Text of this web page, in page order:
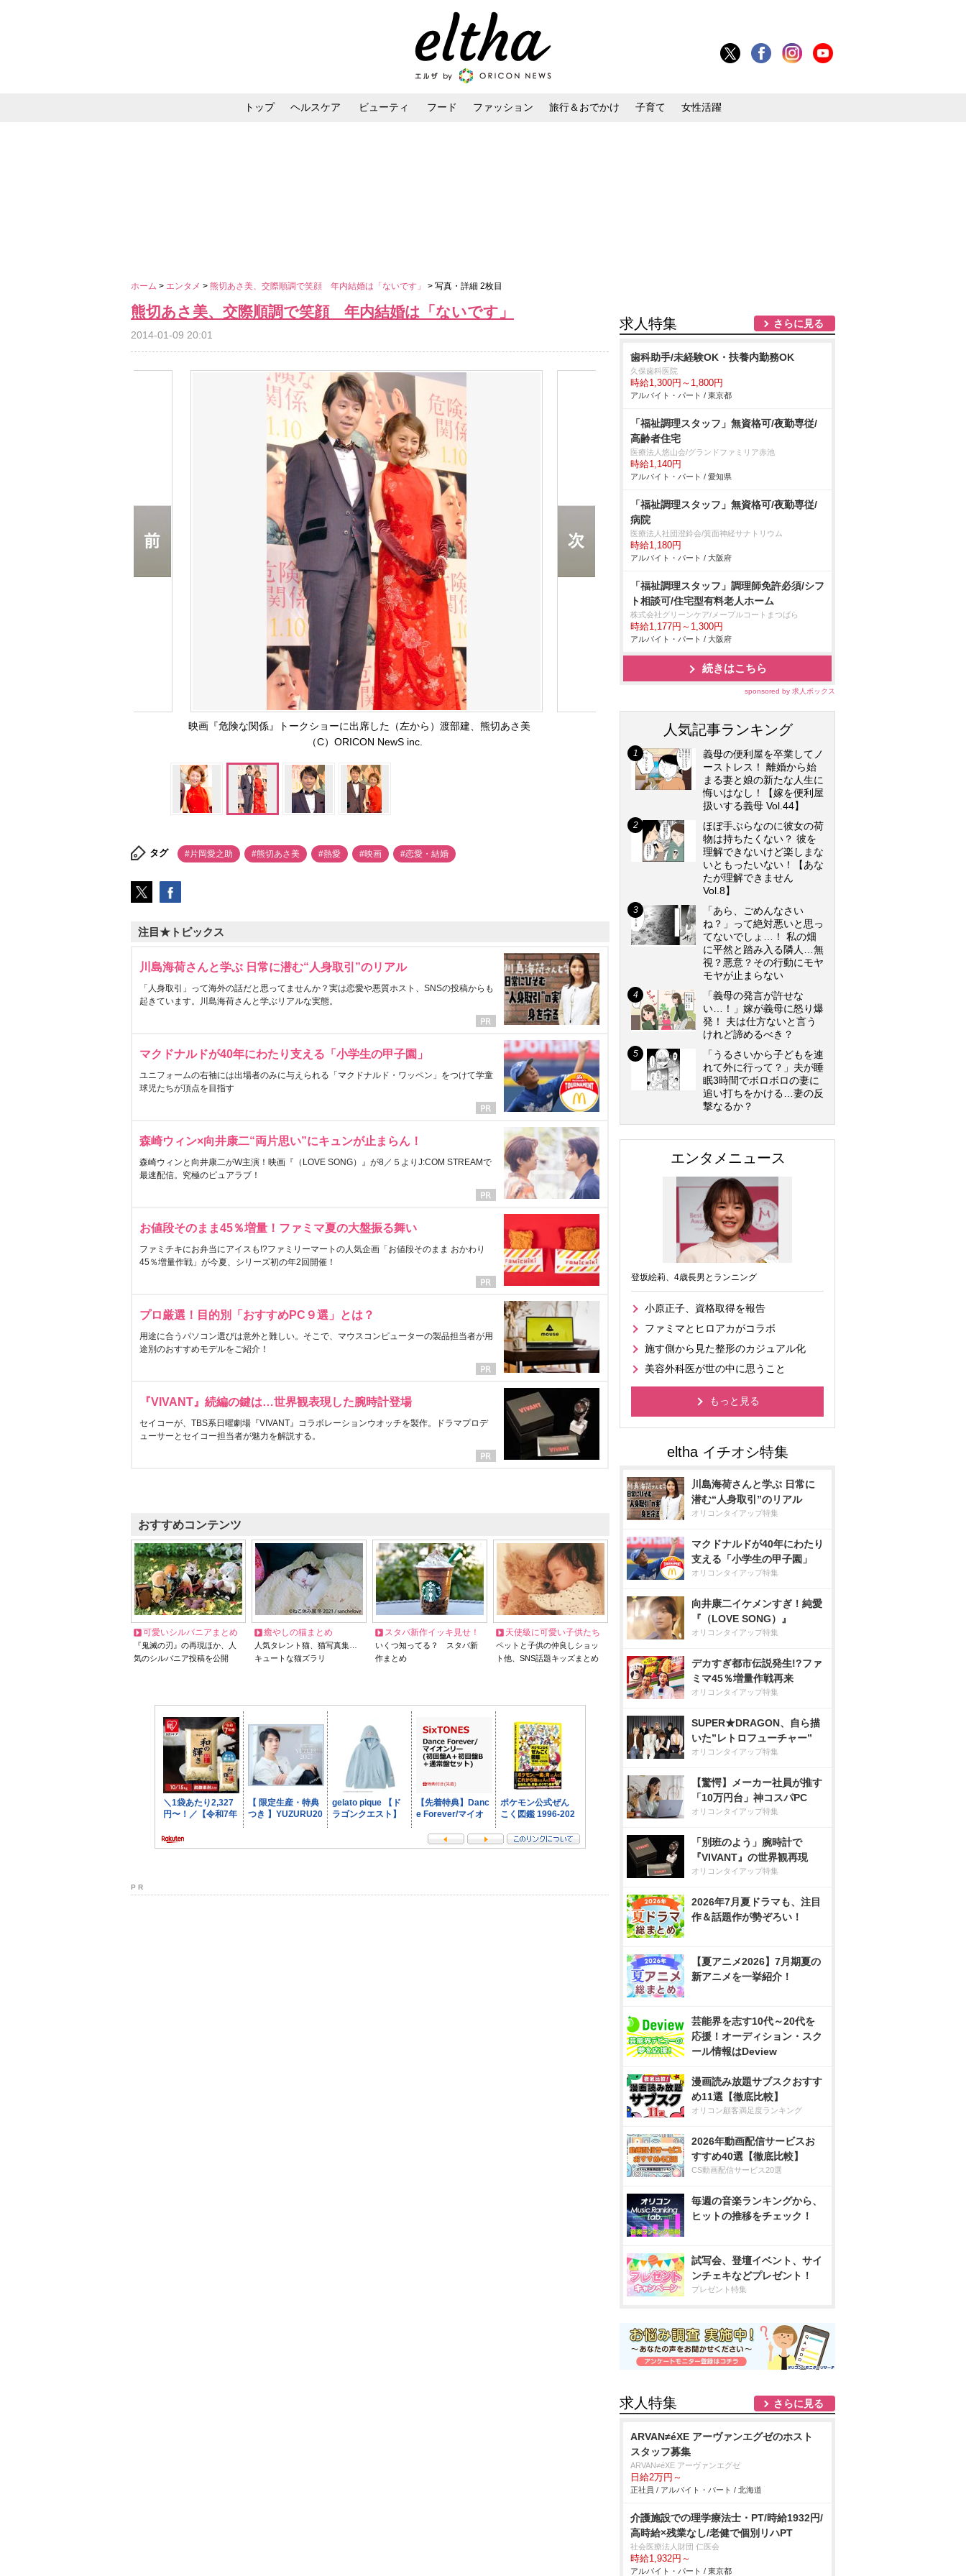
トップ ヘルスケア ビューティ フード ファッション 旅行＆おでかけ 子育て 女性活躍
ホーム > エンタメ > 熊切あさ美、交際順調で笑顔 年内結婚は「ないです」 > 写真・詳細 2枚目
熊切あさ美、交際順調で笑顔 年内結婚は「ないです」
2014-01-09 20:01
映画『危険な関係』トークショーに出席した（左から）渡部建、熊切あさ美
（C）ORICON NewS inc.
タグ #片岡愛之助 #熊切あさ美 #熱愛 #映画 #恋愛・結婚
注目★トピックス
川島海荷さんと学ぶ 日常に潜む“人身取引”のリアル
「人身取引」って海外の話だと思ってませんか？実は恋愛や悪質ホスト、SNSの投稿からも
起きています。川島海荷さんと学ぶリアルな実態。
マクドナルドが40年にわたり支える「小学生の甲子園」
ユニフォームの右袖には出場者のみに与えられる「マクドナルド・ワッペン」をつけて学童
球児たちが頂点を目指す
森崎ウィン×向井康二“両片思い”にキュンが止まらん！
森崎ウィンと向井康二がW主演！映画『（LOVE SONG）』が8／５よりJ:COM STREAMで
最速配信。究極のピュアラブ！
お値段そのまま45％増量！ファミマ夏の大盤振る舞い
ファミチキにお弁当にアイスも!?ファミリーマートの人気企画「お値段そのまま おかわり
45％増量作戦」が今夏、シリーズ初の年2回開催！
プロ厳選！目的別「おすすめPC９選」とは？
用途に合うパソコン選びは意外と難しい。そこで、マウスコンピューターの製品担当者が用
途別のおすすめモデルをご紹介！
『VIVANT』続編の鍵は…世界観表現した腕時計登場
セイコーが、TBS系日曜劇場『VIVANT』コラボレーションウオッチを製作。ドラマプロデ
ューサーとセイコー担当者が魅力を解説する。
おすすめコンテンツ
可愛いシルバニアまとめ
『鬼滅の刃』の再現ほか、人
気のシルバニア投稿を公開
癒やしの猫まとめ
人気タレント猫、猫写真集…
キュートな猫ズラリ
スタバ新作イッキ見せ！
いくつ知ってる？ スタバ新
作まとめ
天使級に可愛い子供たち
ペットと子供の仲良しショッ
ト他、SNS話題キッズまとめ
P R
求人特集 さらに見る
歯科助手/未経験OK・扶養内勤務OK
久保歯科医院
時給1,300円～1,800円
アルバイト・パート / 東京都
「福祉調理スタッフ」無資格可/夜勤専従/
高齢者住宅
医療法人悠山会/グランドファミリア赤池
時給1,140円
アルバイト・パート / 愛知県
「福祉調理スタッフ」無資格可/夜勤専従/
病院
医療法人社団澄鈴会/箕面神経サナトリウム
時給1,180円
アルバイト・パート / 大阪府
「福祉調理スタッフ」調理師免許必須/シフ
ト相談可/住宅型有料老人ホーム
株式会社グリーンケア/メープルコートまつばら
時給1,177円～1,300円
アルバイト・パート / 大阪府
続きはこちら
sponsored by 求人ボックス
人気記事ランキング
義母の便利屋を卒業してノ
ーストレス！ 離婚から始
まる妻と娘の新たな人生に
悔いはなし！【嫁を便利屋
扱いする義母 Vol.44】
ほぼ手ぶらなのに彼女の荷
物は持ちたくない？ 彼を
理解できないけど楽しまな
いともったいない！【あな
たが理解できません
Vol.8】
「あら、ごめんなさい
ね？」って絶対悪いと思っ
てないでしょ…！ 私の畑
に平然と踏み入る隣人…無
視？悪意？その行動にモヤ
モヤが止まらない
「義母の発言が許せな
い…！」嫁が義母に怒り爆
発！ 夫は仕方ないと言う
けれど諦めるべき？
「うるさいから子どもを連
れて外に行って？」夫が睡
眠3時間でボロボロの妻に
追い打ちをかける…妻の反
撃なるか？
エンタメニュース
登坂絵莉、4歳長男とランニング
小原正子、資格取得を報告
ファミマとヒロアカがコラボ
施す側から見た整形のカジュアル化
美容外科医が世の中に思うこと
もっと見る
川島海荷さんと学ぶ 日常に
潜む“人身取引”のリアル
オリコンタイアップ特集
マクドナルドが40年にわたり
支える「小学生の甲子園」
オリコンタイアップ特集
向井康二イケメンすぎ！純愛
『（LOVE SONG）』
オリコンタイアップ特集
デカすぎ都市伝説発生!?ファ
ミマ45％増量作戦再来
オリコンタイアップ特集
SUPER★DRAGON、自ら描
いた”レトロフューチャー”
オリコンタイアップ特集
【驚愕】メーカー社員が推す
「10万円台」神コスパPC
オリコンタイアップ特集
「別班のよう」腕時計で
『VIVANT』の世界観再現
オリコンタイアップ特集
2026年7月夏ドラマも、注目
作＆話題作が勢ぞろい！
【夏アニメ2026】7月期夏の
新アニメを一挙紹介！
芸能界を志す10代～20代を
応援！オーディション・スク
ール情報はDeview
漫画読み放題サブスクおすす
め11選【徹底比較】
オリコン顧客満足度ランキング
2026年動画配信サービスお
すすめ40選【徹底比較】
CS動画配信サービス20選
毎週の音楽ランキングから、
ヒットの推移をチェック！
試写会、登壇イベント、サイ
ンチェキなどプレゼント！
プレゼント特集
求人特集 さらに見る
ARVAN≠éXE アーヴァンエグゼのホスト
スタッフ募集
ARVAN≠éXE アーヴァンエグゼ
日給2万円～
正社員 / アルバイト・パート / 北海道
介護施設での理学療法士・PT/時給1932円/
高時給×残業なし/老健で個別リハPT
社会医療法人財団 仁医会
時給1,932円～
アルバイト・パート / 東京都